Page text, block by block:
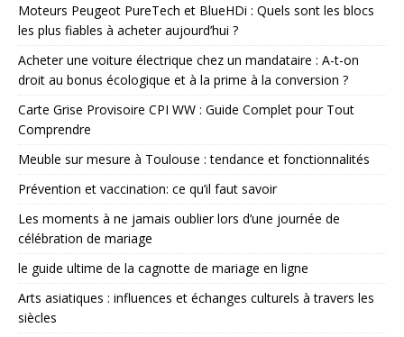
Moteurs Peugeot PureTech et BlueHDi : Quels sont les blocs
les plus fiables à acheter aujourd’hui ?
Acheter une voiture électrique chez un mandataire : A-t-on
droit au bonus écologique et à la prime à la conversion ?
Carte Grise Provisoire CPI WW : Guide Complet pour Tout
Comprendre
Meuble sur mesure à Toulouse : tendance et fonctionnalités
Prévention et vaccination: ce qu’il faut savoir
Les moments à ne jamais oublier lors d’une journée de
célébration de mariage
le guide ultime de la cagnotte de mariage en ligne
Arts asiatiques : influences et échanges culturels à travers les
siècles